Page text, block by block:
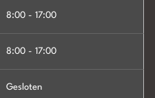
8:00 - 17:00
8:00 - 17:00
Gesloten